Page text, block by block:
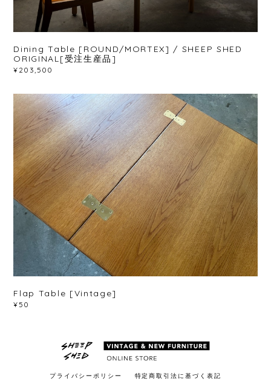
Dining Table [ROUND/MORTEX] / SHEEP SHED
ORIGINAL[受注生産品]
¥203,500
Flap Table [Vintage]
¥50
プライバシーポリシー 特定商取引法に基づく表記